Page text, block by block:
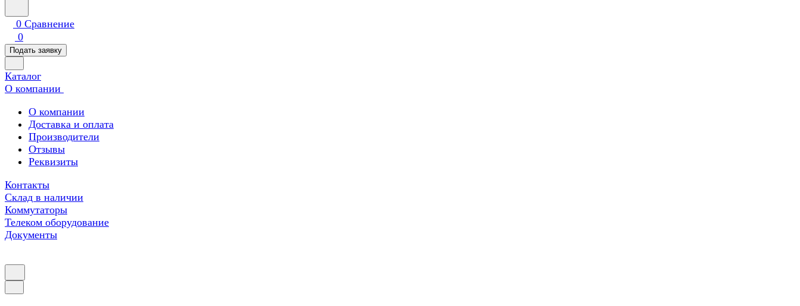
0 Сравнение
0
Подать заявку
Каталог
О компании
О компании
Доставка и оплата
Производители
Отзывы
Реквизиты
Контакты
Склад в наличии
Коммутаторы
Телеком оборудование
Документы